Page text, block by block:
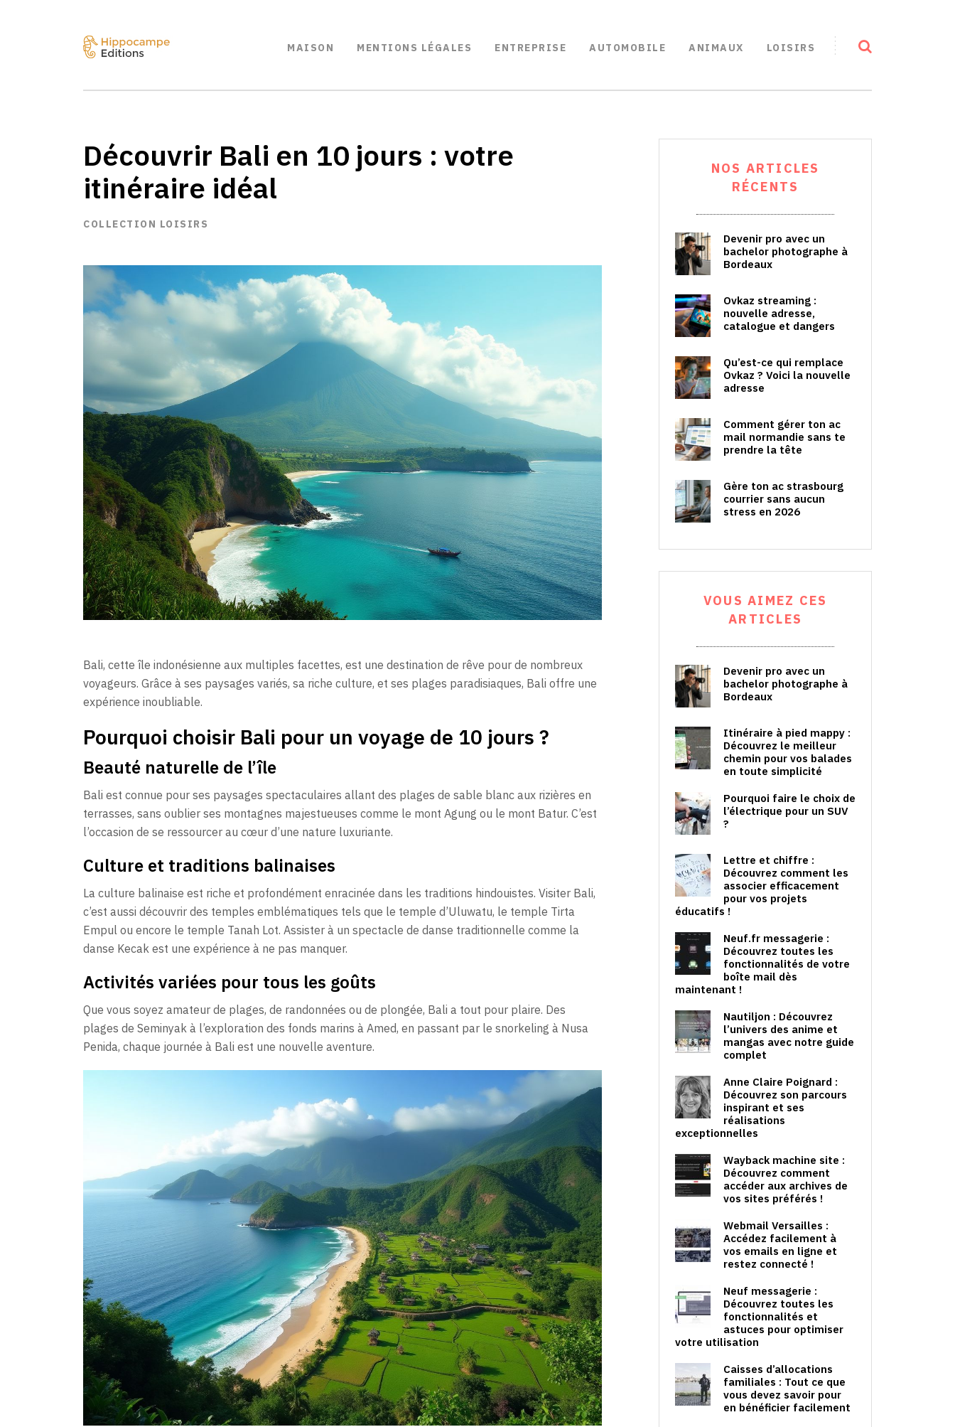
MAISON MENTIONS LÉGALES ENTREPRISE AUTOMOBILE ANIMAUX LOISIRS
Découvrir Bali en 10 jours : votre
itinéraire idéal
COLLECTION LOISIRS
Bali, cette île indonésienne aux multiples facettes, est une destination de rêve pour de nombreux
voyageurs. Grâce à ses paysages variés, sa riche culture, et ses plages paradisiaques, Bali offre une
expérience inoubliable.
Pourquoi choisir Bali pour un voyage de 10 jours ?
Beauté naturelle de l’île
Bali est connue pour ses paysages spectaculaires allant des plages de sable blanc aux rizières en
terrasses, sans oublier ses montagnes majestueuses comme le mont Agung ou le mont Batur. C’est
l’occasion de se ressourcer au cœur d’une nature luxuriante.
Culture et traditions balinaises
La culture balinaise est riche et profondément enracinée dans les traditions hindouistes. Visiter Bali,
c’est aussi découvrir des temples emblématiques tels que le temple d’Uluwatu, le temple Tirta
Empul ou encore le temple Tanah Lot. Assister à un spectacle de danse traditionnelle comme la
danse Kecak est une expérience à ne pas manquer.
Activités variées pour tous les goûts
Que vous soyez amateur de plages, de randonnées ou de plongée, Bali a tout pour plaire. Des
plages de Seminyak à l’exploration des fonds marins à Amed, en passant par le snorkeling à Nusa
Penida, chaque journée à Bali est une nouvelle aventure.
NOS ARTICLES
RÉCENTS
Devenir pro avec un
bachelor photographe à
Bordeaux
Ovkaz streaming :
nouvelle adresse,
catalogue et dangers
Qu’est-ce qui remplace
Ovkaz ? Voici la nouvelle
adresse
Comment gérer ton ac
mail normandie sans te
prendre la tête
Gère ton ac strasbourg
courrier sans aucun
stress en 2026
VOUS AIMEZ CES
ARTICLES
Devenir pro avec un
bachelor photographe à
Bordeaux
Itinéraire à pied mappy :
Découvrez le meilleur
chemin pour vos balades
en toute simplicité
Pourquoi faire le choix de
l’électrique pour un SUV
?
Lettre et chiffre :
Découvrez comment les
associer efficacement
pour vos projets
éducatifs !
Neuf.fr messagerie :
Découvrez toutes les
fonctionnalités de votre
boîte mail dès
maintenant !
Nautiljon : Découvrez
l’univers des anime et
mangas avec notre guide
complet
Anne Claire Poignard :
Découvrez son parcours
inspirant et ses
réalisations
exceptionnelles
Wayback machine site :
Découvrez comment
accéder aux archives de
vos sites préférés !
Webmail Versailles :
Accédez facilement à
vos emails en ligne et
restez connecté !
Neuf messagerie :
Découvrez toutes les
fonctionnalités et
astuces pour optimiser
votre utilisation
Caisses d’allocations
familiales : Tout ce que
vous devez savoir pour
en bénéficier facilement